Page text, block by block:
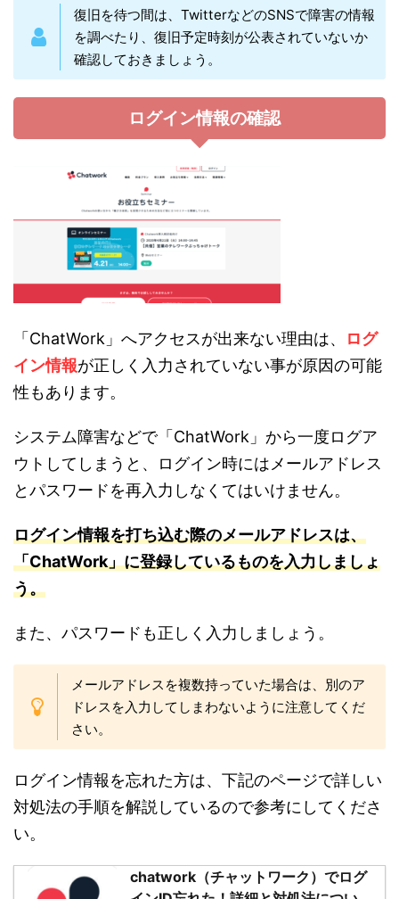
復旧を待つ間は、TwitterなどのSNSで障害の情報
を調べたり、復旧予定時刻が公表されていないか
確認しておきましょう。
ログイン情報の確認
「ChatWork」へアクセスが出来ない理由は、
ログ
イン情報が正しく入力されていない事が原因の可能
性もあります。
システム障害などで「ChatWork」から一度ログア
ウトしてしまうと、ログイン時にはメールアドレス
とパスワードを再入力しなくてはいけません。
ログイン情報を打ち込む際のメールアドレスは、
「ChatWork」に登録しているものを入力しましょ
う。
また、パスワードも正しく入力しましょう。
メールアドレスを複数持っていた場合は、別のア
ドレスを入力してしまわないように注意してくだ
さい。
ログイン情報を忘れた方は、下記のページで詳しい
対処法の手順を解説しているので参考にしてくださ
い。
chatwork（チャットワーク）でログ